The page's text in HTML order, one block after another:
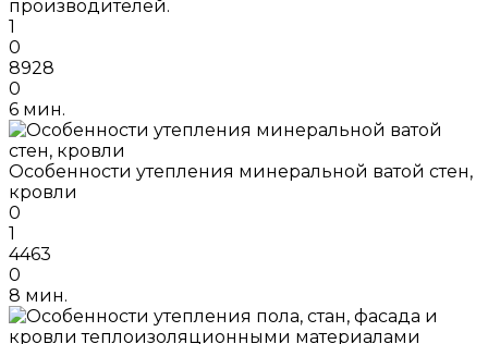
производителей.
1
0
8928
0
6 мин.
Особенности утепления минеральной ватой стен,
кровли
0
1
4463
0
8 мин.